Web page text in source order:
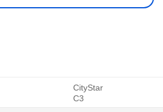
CityStar
C3